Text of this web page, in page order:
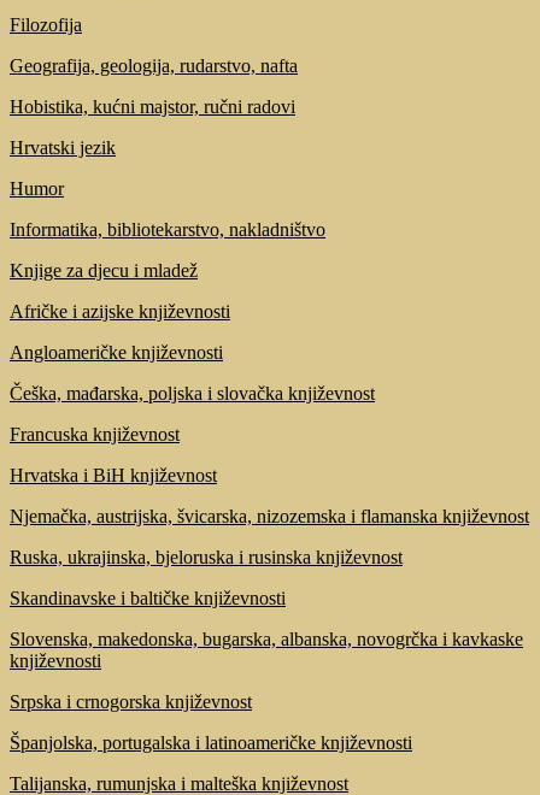
Filozofija
Geografija, geologija, rudarstvo, nafta
Hobistika, kućni majstor, ručni radovi
Hrvatski jezik
Humor
Informatika, bibliotekarstvo, nakladništvo
Knjige za djecu i mladež
Afričke i azijske književnosti
Angloameričke književnosti
Češka, mađarska, poljska i slovačka književnost
Francuska književnost
Hrvatska i BiH književnost
Njemačka, austrijska, švicarska, nizozemska i flamanska književnost
Ruska, ukrajinska, bjeloruska i rusinska književnost
Skandinavske i baltičke književnosti
Slovenska, makedonska, bugarska, albanska, novogrčka i kavkaske
književnosti
Srpska i crnogorska književnost
Španjolska, portugalska i latinoameričke književnosti
Talijanska, rumunjska i malteška književnost